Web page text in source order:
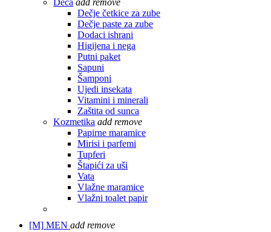
Deca add remove
Dečje četkice za zube
Dečje paste za zube
Dodaci ishrani
Higijena i nega
Putni paket
Sapuni
Šamponi
Ujedi insekata
Vitamini i minerali
Zaštita od sunca
Kozmetika add remove
Papirne maramice
Mirisi i parfemi
Tupferi
Štapići za uši
Vata
Vlažne maramice
Vlažni toalet papir
[M] MEN add remove